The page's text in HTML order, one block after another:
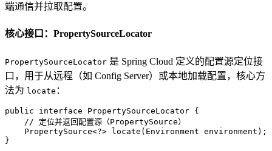
端通信并拉取配置。
核心接口：PropertySourceLocator
PropertySourceLocator 是 Spring Cloud 定义的配置源定位接
口，用于从远程（如 Config Server）或本地加载配置，核心方
法为 locate ：
public interface PropertySourceLocator {
// 定位并返回配置源（PropertySource）
    PropertySource<?> locate(Environment environment);
}